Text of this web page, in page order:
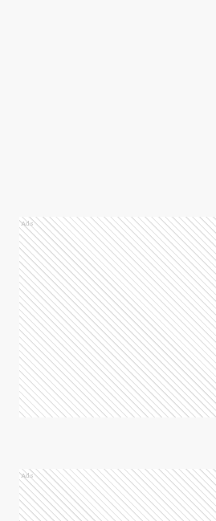
Ads
Ads